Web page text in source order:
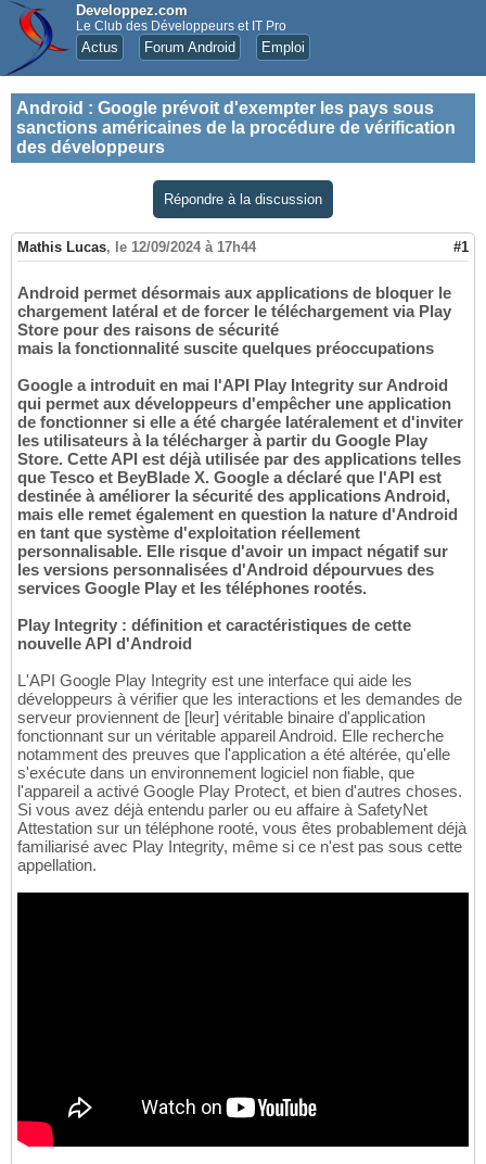
Developpez.com
Le Club des Développeurs et IT Pro
Actus Forum Android Emploi
Android : Google prévoit d'exempter les pays sous
sanctions américaines de la procédure de vérification
des développeurs
Répondre à la discussion
Mathis Lucas, le 12/09/2024 à 17h44 #1
Android permet désormais aux applications de bloquer le
chargement latéral et de forcer le téléchargement via Play
Store pour des raisons de sécurité
mais la fonctionnalité suscite quelques préoccupations
Google a introduit en mai l'API Play Integrity sur Android
qui permet aux développeurs d'empêcher une application
de fonctionner si elle a été chargée latéralement et d'inviter
les utilisateurs à la télécharger à partir du Google Play
Store. Cette API est déjà utilisée par des applications telles
que Tesco et BeyBlade X. Google a déclaré que l'API est
destinée à améliorer la sécurité des applications Android,
mais elle remet également en question la nature d'Android
en tant que système d'exploitation réellement
personnalisable. Elle risque d'avoir un impact négatif sur
les versions personnalisées d'Android dépourvues des
services Google Play et les téléphones rootés.
Play Integrity : définition et caractéristiques de cette
nouvelle API d'Android
L'API Google Play Integrity est une interface qui aide les
développeurs à vérifier que les interactions et les demandes de
serveur proviennent de [leur] véritable binaire d'application
fonctionnant sur un véritable appareil Android. Elle recherche
notamment des preuves que l'application a été altérée, qu'elle
s'exécute dans un environnement logiciel non fiable, que
l'appareil a activé Google Play Protect, et bien d'autres choses.
Si vous avez déjà entendu parler ou eu affaire à SafetyNet
Attestation sur un téléphone rooté, vous êtes probablement déjà
familiarisé avec Play Integrity, même si ce n'est pas sous cette
appellation.